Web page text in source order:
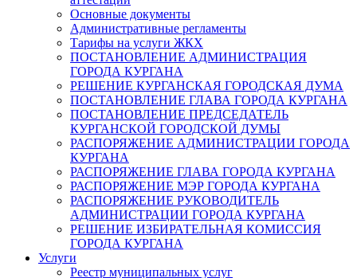
Основные документы
Административные регламенты
Тарифы на услуги ЖКХ
ПОСТАНОВЛЕНИЕ АДМИНИСТРАЦИЯ
ГОРОДА КУРГАНА
РЕШЕНИЕ КУРГАНСКАЯ ГОРОДСКАЯ ДУМА
ПОСТАНОВЛЕНИЕ ГЛАВА ГОРОДА КУРГАНА
ПОСТАНОВЛЕНИЕ ПРЕДСЕДАТЕЛЬ
КУРГАНСКОЙ ГОРОДСКОЙ ДУМЫ
РАСПОРЯЖЕНИЕ АДМИНИСТРАЦИИ ГОРОДА
КУРГАНА
РАСПОРЯЖЕНИЕ ГЛАВА ГОРОДА КУРГАНА
РАСПОРЯЖЕНИЕ МЭР ГОРОДА КУРГАНА
РАСПОРЯЖЕНИЕ РУКОВОДИТЕЛЬ
АДМИНИСТРАЦИИ ГОРОДА КУРГАНА
РЕШЕНИЕ ИЗБИРАТЕЛЬНАЯ КОМИССИЯ
ГОРОДА КУРГАНА
Услуги
Реестр муниципальных услуг